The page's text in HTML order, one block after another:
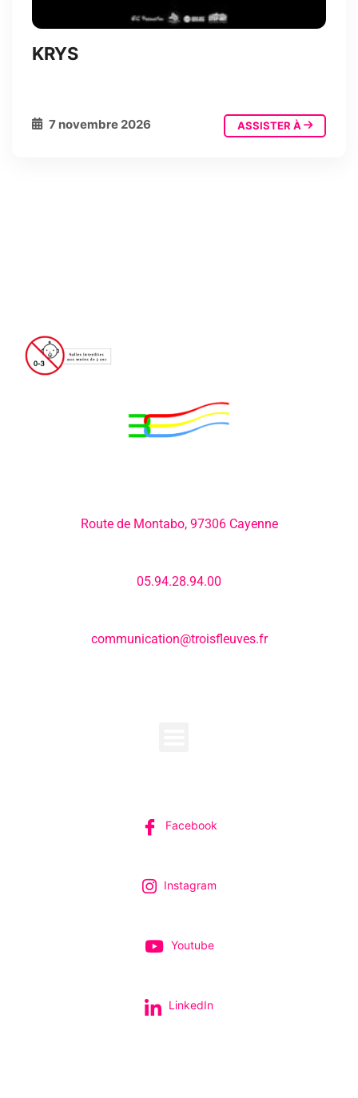
KRYS
7 novembre 2026 ASSISTER À
Route de Montabo, 97306 Cayenne
05.94.28.94.00
communication@troisfleuves.fr
Facebook
Instagram
Youtube
LinkedIn